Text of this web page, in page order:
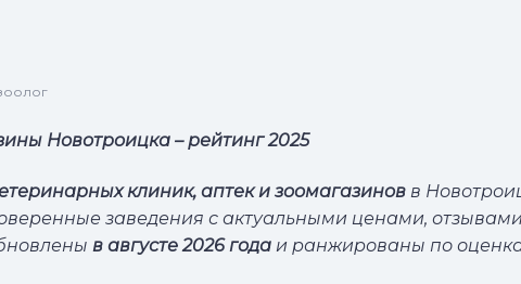
Новотроицка – рейтинг 2025
клиник, аптек и зоомагазинов в
заведения с актуальными ценами,
в августе 2026 года и ранжированы по